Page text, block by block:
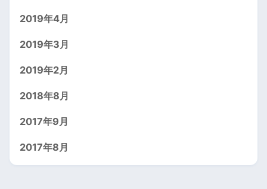
2019年4月
2019年3月
2019年2月
2018年8月
2017年9月
2017年8月